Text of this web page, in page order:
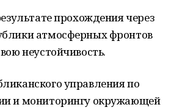
прохождения через
атмосферных фронтов
неустойчивость.
управления по
и мониторингу окружающей